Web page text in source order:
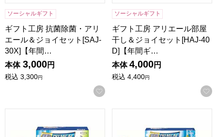
ソーシャルギフト
ギフト工房 抗菌除菌・アリ
エール＆ジョイセット[SAJ-
30X]【年間…
本体 3,000円
税込 3,300円
お気に入りに登録する
ソーシャルギフト
ギフト工房 アリエール部屋
干し＆ジョイセット[HAJ-40
D]【年間ギ…
本体 4,000円
税込 4,400円